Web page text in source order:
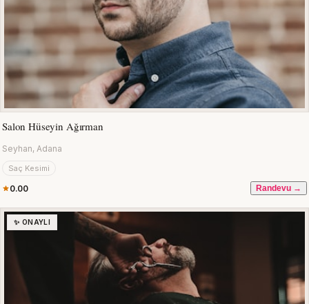
Salon Hüseyin Ağırman
Seyhan, Adana
Saç Kesimi
0.00 Randevu →
✨ ONAYLI